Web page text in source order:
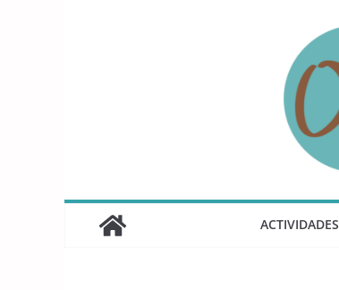
ACTIVIDADES